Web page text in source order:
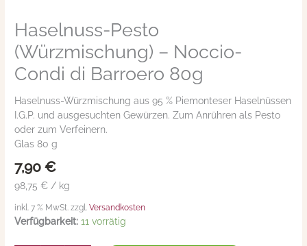
Haselnuss-Pesto
(Würzmischung) – Noccio-
Condi di Barroero 80g
Haselnuss-Würzmischung aus 95 % Piemonteser Haselnüssen
I.G.P. und ausgesuchten Gewürzen. Zum Anrühren als Pesto
oder zum Verfeinern.
Glas 80 g
7,90€
98,75 € / kg
inkl. 7 % MwSt. zzgl.Versandkosten
Verfügbarkeit: 11 vorrätig
Haselnuss-
Pesto
(Würzmischung)
-
Noccio-
Condi
di
Barroero
80g